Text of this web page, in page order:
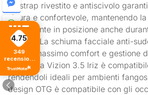
Lo strap rivestito e antiscivolo
sicura e confortevole, mantenendo
saldamente in posizione anche
intense. La schiuma facciale anti-
offre il massimo comfort e gestione
maschera Vizion 3.5 Iriz è
rendendoli ideali per ambienti
design OTG è compatibile con gli
4.75
349
recensioni
di tutti i